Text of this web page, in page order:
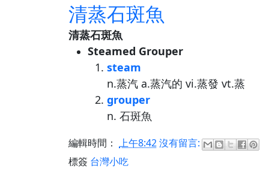
清蒸石斑魚
清蒸石斑魚
Steamed Grouper
steam
n.蒸汽 a.蒸汽的 vi.蒸發 vt.蒸
grouper
n. 石斑魚
編輯時間： 上午8:42沒有留言:
標簽 台灣小吃